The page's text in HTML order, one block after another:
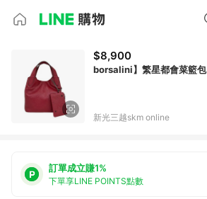
$8,900
borsalini】繁星都會菜籃包
新光三越skm online
訂單成立賺1%
下單享LINE POINTS點數